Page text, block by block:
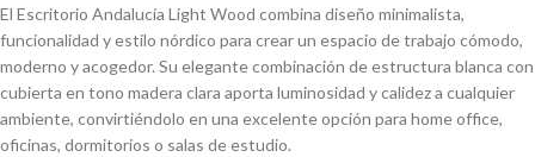
El Escritorio Andalucía Light Wood combina diseño minimalista,
funcionalidad y estilo nórdico para crear un espacio de trabajo cómodo,
moderno y acogedor. Su elegante combinación de estructura blanca con
cubierta en tono madera clara aporta luminosidad y calidez a cualquier
ambiente, convirtiéndolo en una excelente opción para home office,
oficinas, dormitorios o salas de estudio.